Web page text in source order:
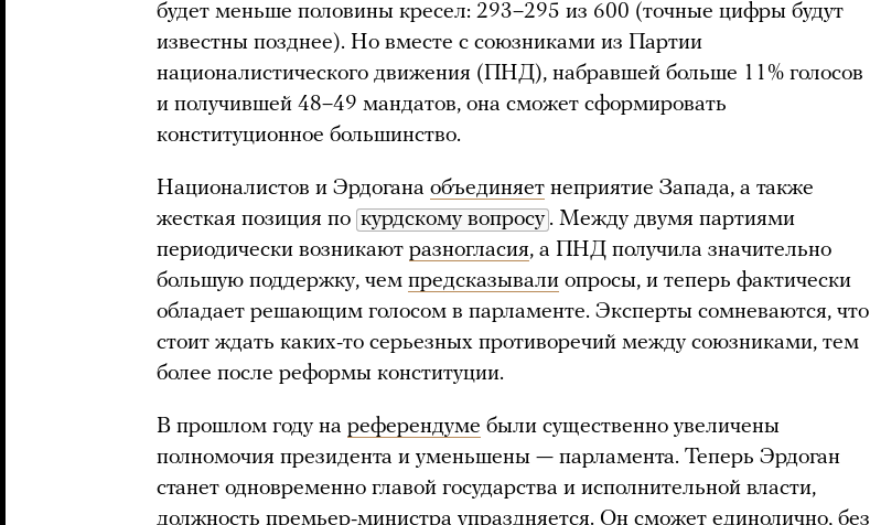
будет меньше половины кресел: 293–295 из 600 (точные цифры будут
известны позднее). Но вместе с союзниками из Партии
националистического движения (ПНД), набравшей больше 11% голосов
и получившей 48–49 мандатов, она сможет сформировать
конституционное большинство.
Националистов и Эрдогана объединяет неприятие Запада, а также
жесткая позиция по курдскому вопросу . Между двумя партиями
периодически возникают разногласия, а ПНД получила значительно
большую поддержку, чем предсказывали опросы, и теперь фактически
обладает решающим голосом в парламенте. Эксперты сомневаются, что
стоит ждать каких-то серьезных противоречий между союзниками, тем
более после реформы конституции.
В прошлом году на референдуме были существенно увеличены
полномочия президента и уменьшены — парламента. Теперь Эрдоган
станет одновременно главой государства и исполнительной власти,
должность премьер-министра упраздняется. Он сможет единолично, без